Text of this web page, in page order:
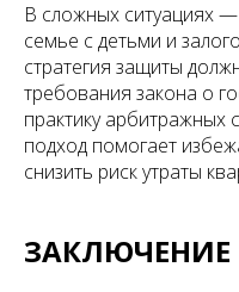
В сложных ситуациях
семье с детьми и
стратегия защиты
требования закона о
практику
подход помогает
снизить риск утраты
ЗАКЛЮЧЕНИЕ